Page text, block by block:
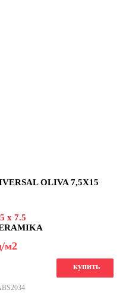
OLIVA 7,5X15
x 7.5
/м2
купить